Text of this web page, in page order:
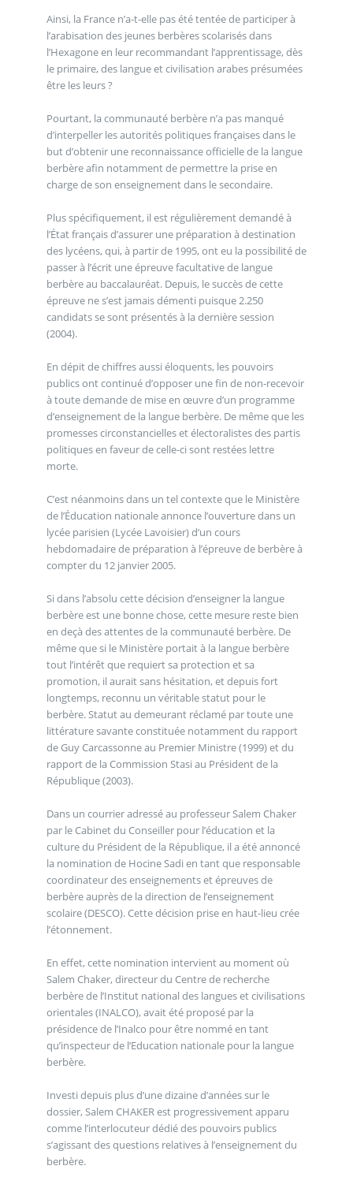
Ainsi, la France n’a-t-elle pas été tentée de participer à
l’arabisation des jeunes berbères scolarisés dans
l’Hexagone en leur recommandant l’apprentissage, dès
le primaire, des langue et civilisation arabes présumées
être les leurs ?
Pourtant, la communauté berbère n’a pas manqué
d’interpeller les autorités politiques françaises dans le
but d’obtenir une reconnaissance officielle de la langue
berbère afin notamment de permettre la prise en
charge de son enseignement dans le secondaire.
Plus spécifiquement, il est régulièrement demandé à
l’État français d’assurer une préparation à destination
des lycéens, qui, à partir de 1995, ont eu la possibilité de
passer à l’écrit une épreuve facultative de langue
berbère au baccalauréat. Depuis, le succès de cette
épreuve ne s’est jamais démenti puisque 2.250
candidats se sont présentés à la dernière session
(2004).
En dépit de chiffres aussi éloquents, les pouvoirs
publics ont continué d’opposer une fin de non-recevoir
à toute demande de mise en œuvre d’un programme
d’enseignement de la langue berbère. De même que les
promesses circonstancielles et électoralistes des partis
politiques en faveur de celle-ci sont restées lettre
morte.
C’est néanmoins dans un tel contexte que le Ministère
de l’Éducation nationale annonce l’ouverture dans un
lycée parisien (Lycée Lavoisier) d’un cours
hebdomadaire de préparation à l’épreuve de berbère à
compter du 12 janvier 2005.
Si dans l’absolu cette décision d’enseigner la langue
berbère est une bonne chose, cette mesure reste bien
en deçà des attentes de la communauté berbère. De
même que si le Ministère portait à la langue berbère
tout l’intérêt que requiert sa protection et sa
promotion, il aurait sans hésitation, et depuis fort
longtemps, reconnu un véritable statut pour le
berbère. Statut au demeurant réclamé par toute une
littérature savante constituée notamment du rapport
de Guy Carcassonne au Premier Ministre (1999) et du
rapport de la Commission Stasi au Président de la
République (2003).
Dans un courrier adressé au professeur Salem Chaker
par le Cabinet du Conseiller pour l’éducation et la
culture du Président de la République, il a été annoncé
la nomination de Hocine Sadi en tant que responsable
coordinateur des enseignements et épreuves de
berbère auprès de la direction de l’enseignement
scolaire (DESCO). Cette décision prise en haut-lieu crée
l’étonnement.
En effet, cette nomination intervient au moment où
Salem Chaker, directeur du Centre de recherche
berbère de l’Institut national des langues et civilisations
orientales (INALCO), avait été proposé par la
présidence de l’Inalco pour être nommé en tant
qu’inspecteur de l’Education nationale pour la langue
berbère.
Investi depuis plus d’une dizaine d’années sur le
dossier, Salem CHAKER est progressivement apparu
comme l’interlocuteur dédié des pouvoirs publics
s’agissant des questions relatives à l’enseignement du
berbère.